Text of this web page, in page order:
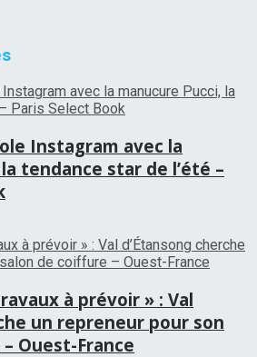
Instagram avec la
tendance star de l’été –
à prévoir » : Val
un repreneur pour son
Ouest-France